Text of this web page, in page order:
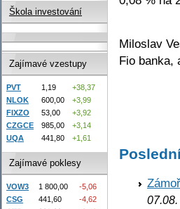
Miloslav
Fio banka,
Škola investování
Zajímavé vzestupy
PVT 1,19
+38,37
NLOK
600,00
+3,99
FIXZO
53,00
+3,92
CZGCE
985,00
+3,14
UQA
441,80 +1,61
Zajímavé poklesy
VOW3 1 800,00
-5,06
CSG
441,60
-4,62